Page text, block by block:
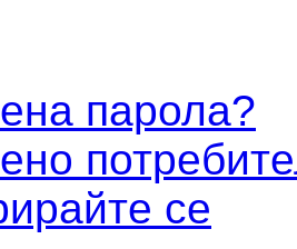
парола?
се